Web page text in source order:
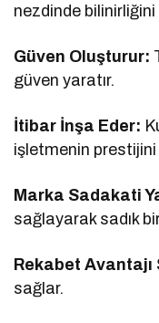
nezdinde bilinirliğini
Güven Oluşturur:
güven yaratır.
İtibar İnşa Eder:
işletmenin prestijini
Marka Sadakati
sağlayarak sadık
Rekabet Avantajı
sağlar.